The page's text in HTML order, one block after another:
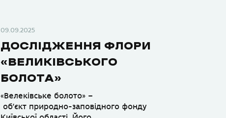
09.09.2025
ДОСЛІДЖЕННЯ ФЛОРИ
«ВЕЛИКІВСЬКОГО
БОЛОТА»
«Велеківське болото» –
об’єкт природно-заповідного фонду